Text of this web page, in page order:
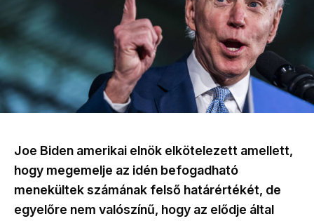
Joe Biden amerikai elnök elkötelezett amellett,
hogy megemelje az idén befogadható
menekültek számának felső határértékét, de
egyelőre nem valószínű, hogy az elődje által